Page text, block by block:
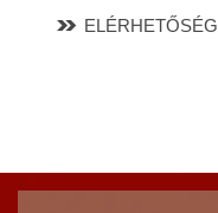
ELÉRHETŐSÉG